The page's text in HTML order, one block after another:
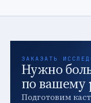
ЗАКАЗАТЬ
Нужно
по вашему
Подготовим